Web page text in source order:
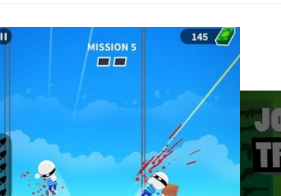
完成精准的命中，却是非常高难度的。
，玩家合理的运用好道具能够轻松的获取挑战的胜利。
，值得玩家试玩。